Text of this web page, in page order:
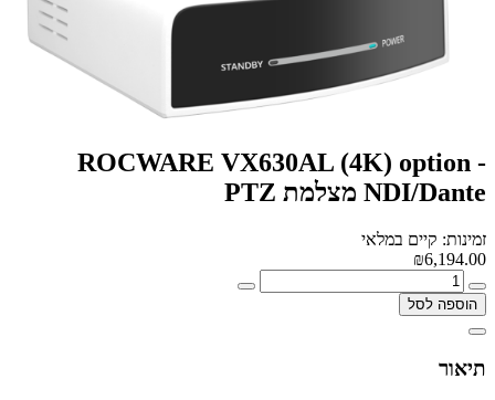
ROCWARE VX630AL (4K) option -
NDI/Dante מצלמת PTZ
זמינות: קיים במלאי
₪6,194.00
הוספה לסל
תיאור